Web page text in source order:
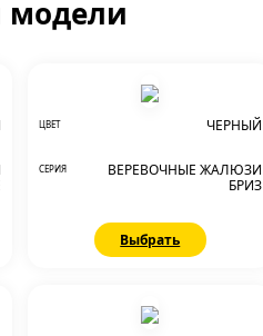
модели
ЦВЕТ ЧЕРНЫЙ
СЕРИЯ
ВЕРЕВОЧНЫЕ ЖАЛЮЗИ
БРИЗ
Выбрать